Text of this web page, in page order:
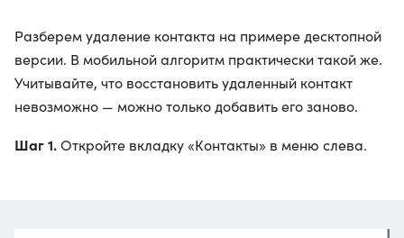
Разберем удаление контакта на примере десктопной
версии. В мобильной алгоритм практически такой же.
Учитывайте, что восстановить удаленный контакт
невозможно — можно только добавить его заново.
Шаг 1.Откройте вкладку «Контакты» в меню слева.